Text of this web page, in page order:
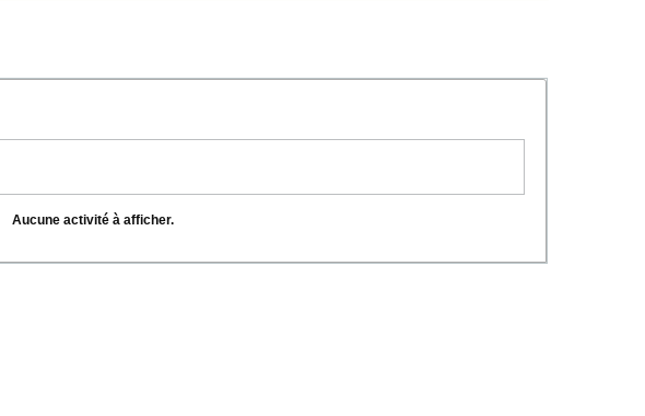
Aucune activité à afficher.